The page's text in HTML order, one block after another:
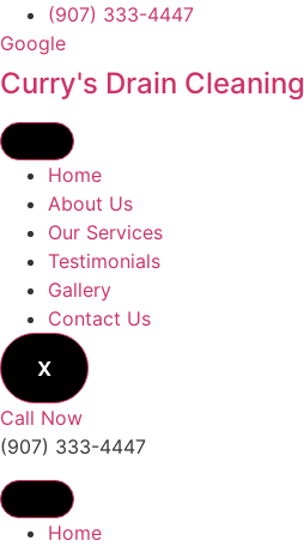
Skip
to
content
(907) 333-4447
Google
Curry's Drain Cleaning
Home
About Us
Our Services
Testimonials
Gallery
Contact Us
X
Call Now
(907) 333-4447
Home